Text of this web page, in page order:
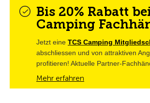
Bis 20% Rabatt
Camping
Jetzt eine TCS Camping
abschliessen und von attraktiven
profitieren! Aktuelle Partner-
Mehr erfahren